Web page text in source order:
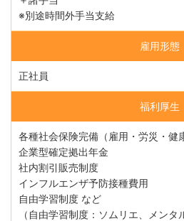
※別途時間外手当支給
雇用形態
正社員
福利厚生
各種社会保険完備（雇用・労災・健
企業型確定拠出年金
社内割引販売制度
インフルエンザ予防接種費用
自由学習制度 など
（自由学習制度：ソムリエ、メン